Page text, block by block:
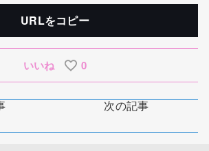
URLをコピー
いいね 0
次の記事